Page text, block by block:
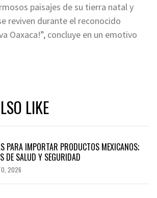
paisajes de su tierra natal y
reviven durante el reconocido
Oaxaca!”, concluye en un emotivo
LIKE
PARA IMPORTAR PRODUCTOS MEXICANOS;
DE SALUD Y SEGURIDAD
2026